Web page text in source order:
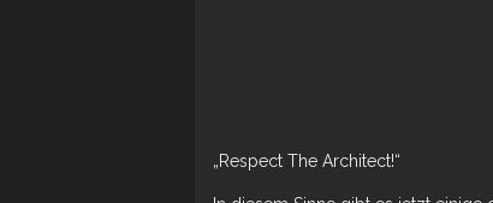
„Respect The Architect!“